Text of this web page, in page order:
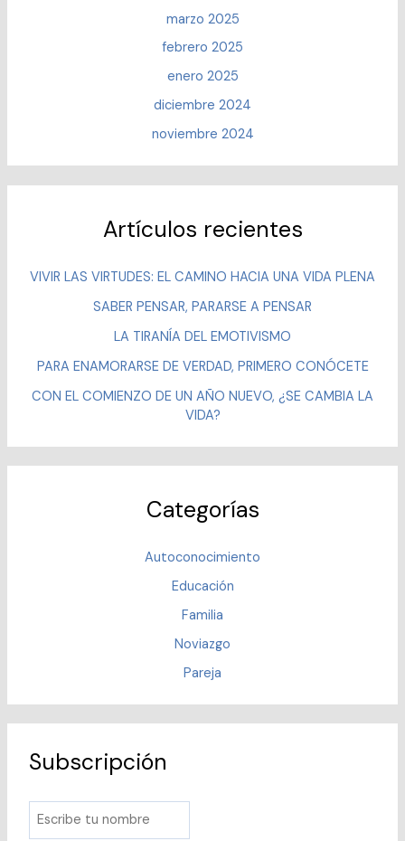
marzo 2025
febrero 2025
enero 2025
diciembre 2024
noviembre 2024
Artículos recientes
VIVIR LAS VIRTUDES: EL CAMINO HACIA UNA VIDA PLENA
SABER PENSAR, PARARSE A PENSAR
LA TIRANÍA DEL EMOTIVISMO
PARA ENAMORARSE DE VERDAD, PRIMERO CONÓCETE
CON EL COMIENZO DE UN AÑO NUEVO, ¿SE CAMBIA LA
VIDA?
Categorías
Autoconocimiento
Educación
Familia
Noviazgo
Pareja
Subscripción